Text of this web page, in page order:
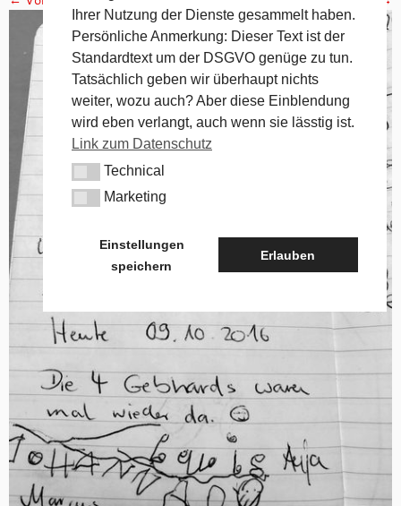
Ihrer Nutzung der Dienste gesammelt haben.
Persönliche Anmerkung: Dieser Text ist der
Standardtext um der DSGVO genüge zu tun.
Tatsächlich geben wir überhaupt nichts
weiter, wozu auch? Aber diese Einblendung
wird eben verlangt, auch wenn sie lässtig ist.
Link zum Datenschutz
TechnicalTechnical
MarketingMarketing
Einstellungen
speichern
Erlauben